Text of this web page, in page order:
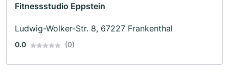
Fitnessstudio Eppstein
Ludwig-Wolker-Str. 8, 67227 Frankenthal
0.0 (0)